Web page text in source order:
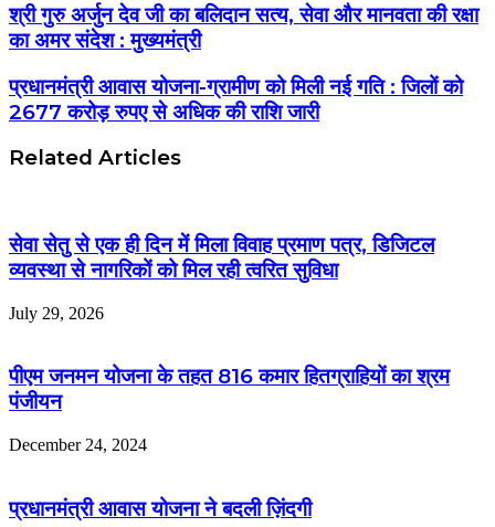
श्री गुरु अर्जुन देव जी का बलिदान सत्य, सेवा और मानवता की रक्षा
का अमर संदेश : मुख्यमंत्री
प्रधानमंत्री आवास योजना-ग्रामीण को मिली नई गति : जिलों को
2677 करोड़ रुपए से अधिक की राशि जारी
Related Articles
सेवा सेतु से एक ही दिन में मिला विवाह प्रमाण पत्र, डिजिटल
व्यवस्था से नागरिकों को मिल रही त्वरित सुविधा
July 29, 2026
पीएम जनमन योजना के तहत 816 कमार हितग्राहियों का श्रम
पंजीयन
December 24, 2024
प्रधानमंत्री आवास योजना ने बदली ज़िंदगी